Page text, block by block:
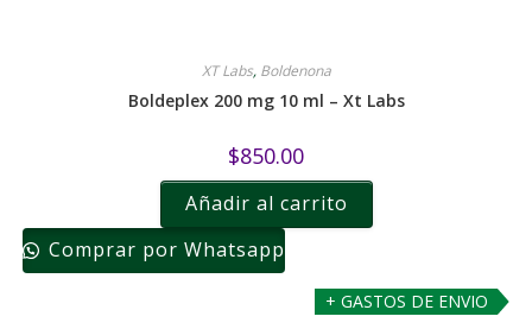
XT Labs, Boldenona
Boldeplex 200 mg 10 ml – Xt Labs
$850.00
Añadir al carrito
Comprar por Whatsapp
+ GASTOS DE ENVIO